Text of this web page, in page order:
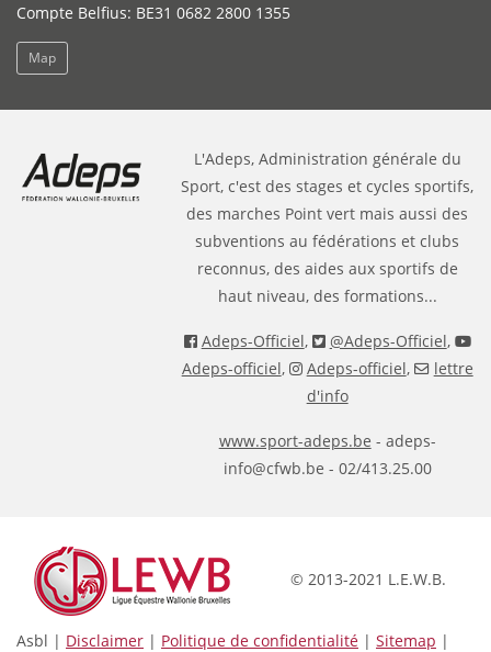
Compte Belfius: BE31 0682 2800 1355
Map
L'Adeps, Administration générale du
Sport, c'est des stages et cycles sportifs,
des marches Point vert mais aussi des
subventions au fédérations et clubs
reconnus, des aides aux sportifs de
haut niveau, des formations...
Adeps-Officiel, @Adeps-Officiel,
Adeps-officiel, Adeps-officiel,
lettre
d'info
www.sport-adeps.be - adeps-
info@cfwb.be - 02/413.25.00
© 2013-2021 L.E.W.B.
Asbl | Disclaimer | Politique de confidentialité | Sitemap |